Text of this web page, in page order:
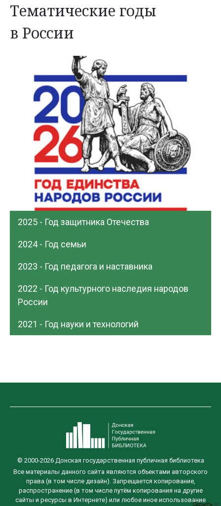
Тематические годы
в России
2025 - Год защитника Отечества
2024 - Год семьи
2023 - Год педагога и наставника
2022 - Год культурного наследия народов
России
2021 - Год науки и технологий
Скрыть
© 2000-2026 Донская государственная публичная библиотека
Все материалы данного сайта являются объектами авторского
права (в том числе дизайн). Запрещается копирование,
распространение (в том числе путём копирования на другие
сайты и ресурсы в Интернете) или любое иное использование